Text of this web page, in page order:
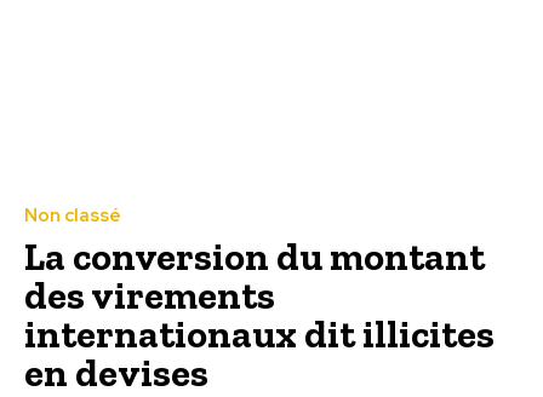
Non classé
La conversion du montant
des virements
internationaux dit illicites
en devises